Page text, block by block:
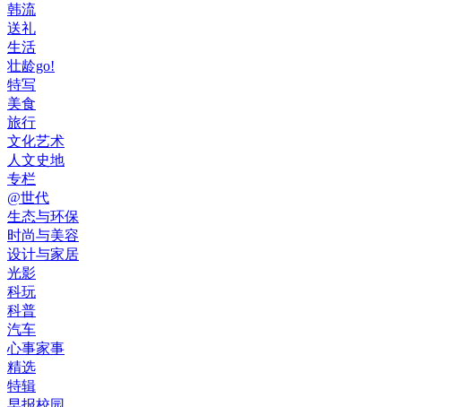
韩流
送礼
生活
壮龄go!
特写
美食
旅行
文化艺术
人文史地
专栏
@世代
生态与环保
时尚与美容
设计与家居
光影
科玩
科普
汽车
心事家事
精选
特辑